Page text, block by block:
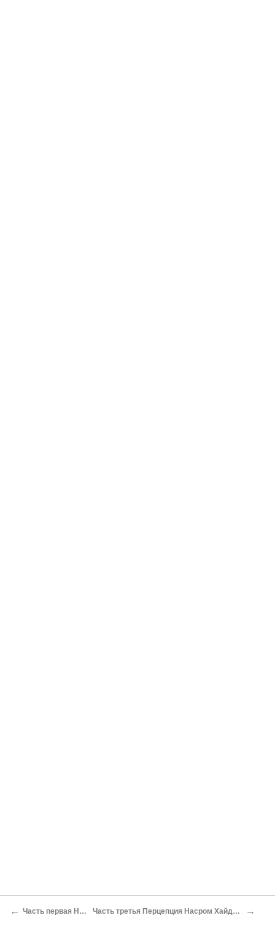
← Часть первая Наср и Хайдеггер как личности в сравнении Часть третья Перцепция Насром Хайдеггера (анализ его некоторых упоминаний имени Хайдеггера в текстах отдельных своих трудов) →